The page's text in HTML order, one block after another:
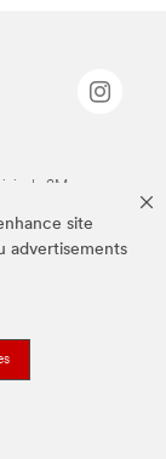
site
advertisements
da 3M.